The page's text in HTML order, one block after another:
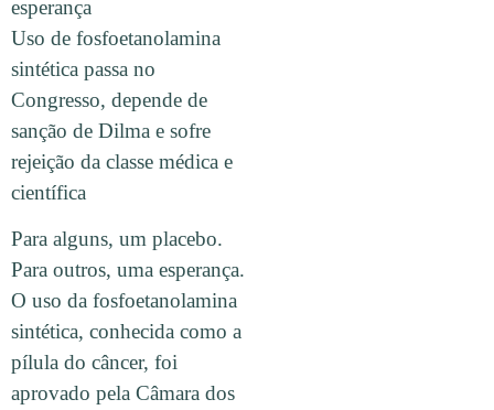
esperança
Uso de fosfoetanolamina
sintética passa no
Congresso, depende de
sanção de Dilma e sofre
rejeição da classe médica e
científica
Para alguns, um placebo.
Para outros, uma esperança.
O uso da fosfoetanolamina
sintética, conhecida como a
pílula do câncer, foi
aprovado pela Câmara dos